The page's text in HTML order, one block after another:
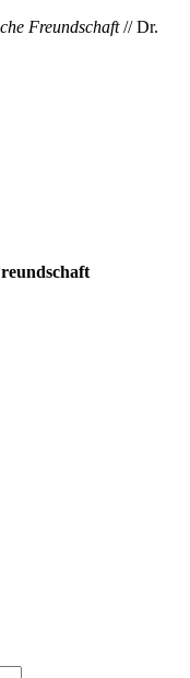
Freundschaft// Dr.